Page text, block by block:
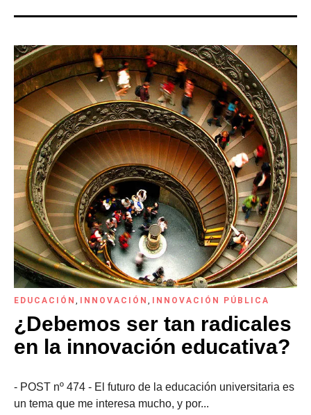
EDUCACIÓN , INNOVACIÓN , INNOVACIÓN PÚBLICA
¿Debemos ser tan radicales
en la innovación educativa?
- POST nº 474 - El futuro de la educación universitaria es
un tema que me interesa mucho, y por...